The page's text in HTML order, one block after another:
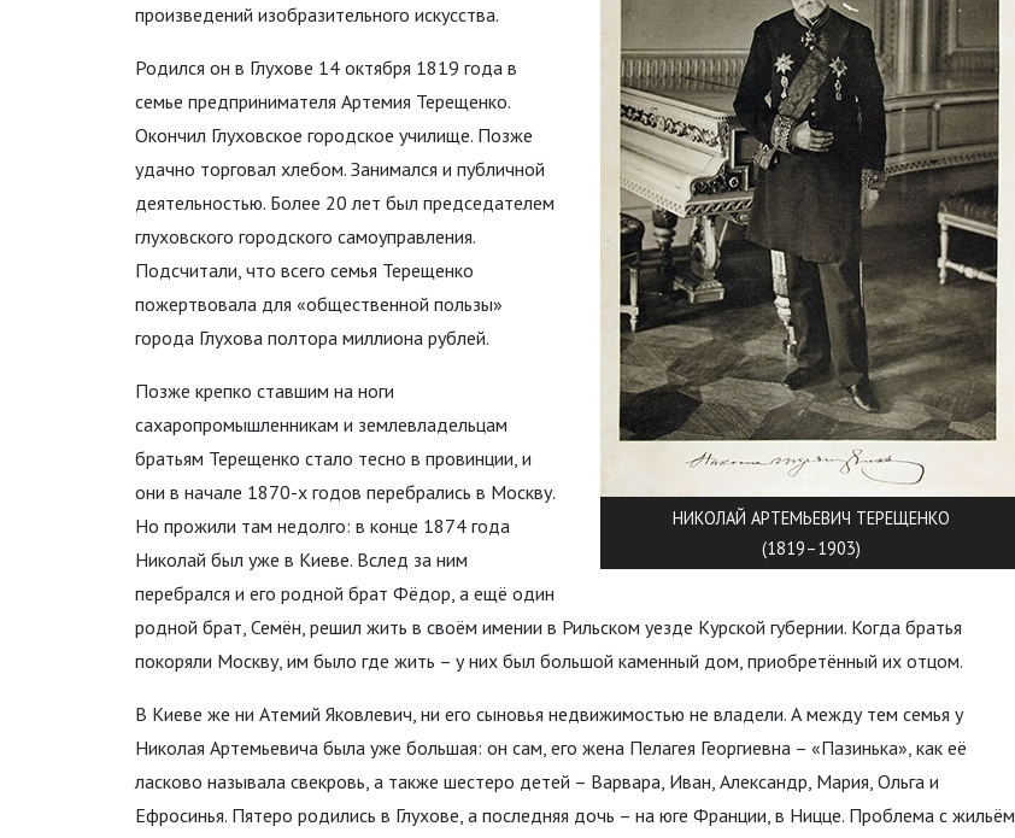
НИКОЛАЙ АРТЕМЬЕВИЧ ТЕРЕЩЕНКО
(1819–1903)
произведений изобразительного искусства.
Родился он в Глухове 14 октября 1819 года в
семье предпринимателя Артемия Терещенко.
Окончил Глуховское городское училище. Позже
удачно торговал хлебом. Занимался и публичной
деятельностью. Более 20 лет был председателем
глуховского городского самоуправления.
Подсчитали, что всего семья Терещенко
пожертвовала для «общественной пользы»
города Глухова полтора миллиона рублей.
Позже крепко ставшим на ноги
сахаропромышленникам и землевладельцам
братьям Терещенко стало тесно в провинции, и
они в начале 1870-х годов перебрались в Москву.
Но прожили там недолго: в конце 1874 года
Николай был уже в Киеве. Вслед за ним
перебрался и его родной брат Фёдор, а ещё один
родной брат, Семён, решил жить в своём имении в Рильском уезде Курской губернии. Когда братья
покоряли Москву, им было где жить – у них был большой каменный дом, приобретённый их отцом.
В Киеве же ни Атемий Яковлевич, ни его сыновья недвижимостью не владели. А между тем семья у
Николая Артемьевича была уже большая: он сам, его жена Пелагея Георгиевна – «Пазинька», как её
ласково называла свекровь, а также шестеро детей – Варвара, Иван, Александр, Мария, Ольга и
Ефросинья. Пятеро родились в Глухове, а последняя дочь – на юге Франции, в Ницце. Проблема с жильём